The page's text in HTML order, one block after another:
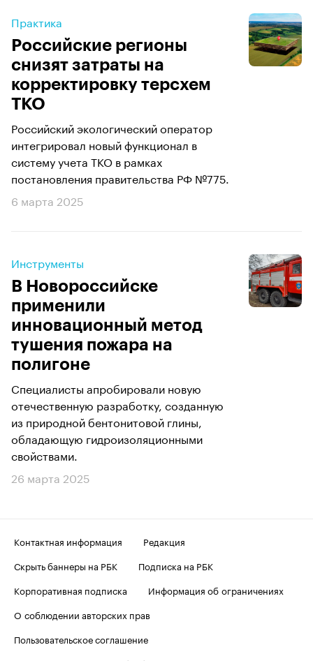
Практика
Российские регионы
снизят затраты на
корректировку терсхем
ТКО
Российский экологический оператор
интегрировал новый функционал в
систему учета ТКО в рамках
постановления правительства РФ №775.
6 марта 2025
Инструменты
В Новороссийске
применили
инновационный метод
тушения пожара на
полигоне
Специалисты апробировали новую
отечественную разработку, созданную
из природной бентонитовой глины,
обладающую гидроизоляционными
свойствами.
26 марта 2025
Контактная информация
Редакция
Скрыть баннеры на РБК
Подписка на РБК
Корпоративная подписка
Информация об ограничениях
О соблюдении авторских прав
Пользовательское соглашение